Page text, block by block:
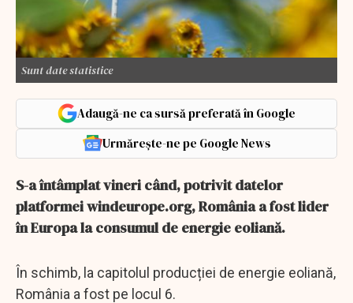
Sunt date statistice
Adaugă-ne ca sursă preferată în Google
Urmărește-ne pe Google News
S-a întâmplat vineri când, potrivit datelor
platformei windeurope.org, România a fost lider
în Europa la consumul de energie eoliană.
În schimb, la capitolul producției de energie eoliană,
România a fost pe locul 6.